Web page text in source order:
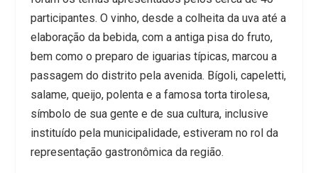
participantes. O vinho, desde a colheita da uva até a
elaboração da bebida, com a antiga pisa do fruto,
bem como o preparo de iguarias típicas, marcou a
passagem do distrito pela avenida. Bígoli, capeletti,
salame, queijo, polenta e a famosa torta tirolesa,
símbolo de sua gente e de sua cultura, inclusive
instituído pela municipalidade, estiveram no rol da
representação gastronômica da região.